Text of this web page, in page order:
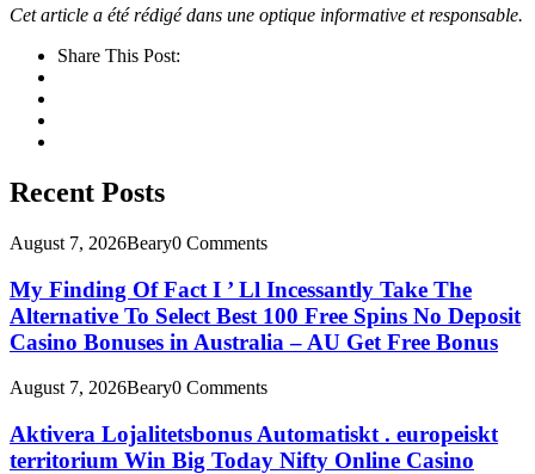
Cet article a été rédigé dans une optique informative et responsable.
Share This Post:
Recent Posts
August 7, 2026Beary0 Comments
My Finding Of Fact I ’ Ll Incessantly Take The
Alternative To Select Best 100 Free Spins No Deposit
Casino Bonuses in Australia – AU Get Free Bonus
August 7, 2026Beary0 Comments
Aktivera Lojalitetsbonus Automatiskt . europeiskt
territorium Win Big Today Nifty Online Casino